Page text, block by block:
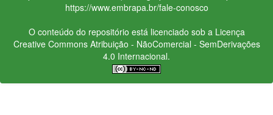
https://www.embrapa.br/fale-conosco
O conteúdo do repositório está licenciado sob a Licença
Creative CommonsAtribuição - NãoComercial - SemDerivações
4.0 Internacional.